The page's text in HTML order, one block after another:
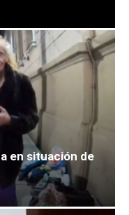
en situación de